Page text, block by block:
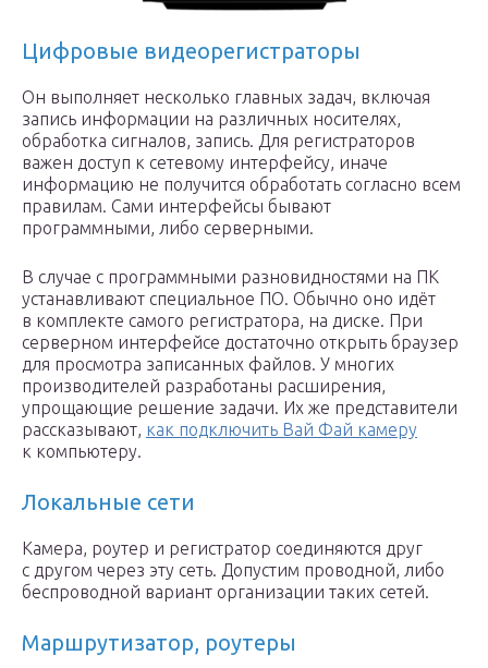
Цифровые видеорегистраторы
Он выполняет несколько главных задач, включая
запись информации на различных носителях,
обработка сигналов, запись. Для регистраторов
важен доступ к сетевому интерфейсу, иначе
информацию не получится обработать согласно всем
правилам. Сами интерфейсы бывают
программными, либо серверными.
В случае с программными разновидностями на ПК
устанавливают специальное ПО. Обычно оно идёт
в комплекте самого регистратора, на диске. При
серверном интерфейсе достаточно открыть браузер
для просмотра записанных файлов. У многих
производителей разработаны расширения,
упрощающие решение задачи. Их же представители
рассказывают, как подключить Вай Фай камеру
к компьютеру.
Локальные сети
Камера, роутер и регистратор соединяются друг
с другом через эту сеть. Допустим проводной, либо
беспроводной вариант организации таких сетей.
Маршрутизатор, роутеры